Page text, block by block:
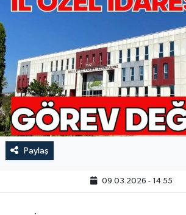
Paylaş
09.03.2026 - 14:55